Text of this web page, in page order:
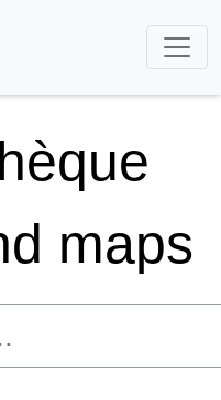
maps